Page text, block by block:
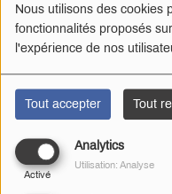
Nous utilisons des cookies
fonctionnalités proposés
l'expérience de nos
Tout accepter Tout
Analytics
Activé
Utilisation: Analyse